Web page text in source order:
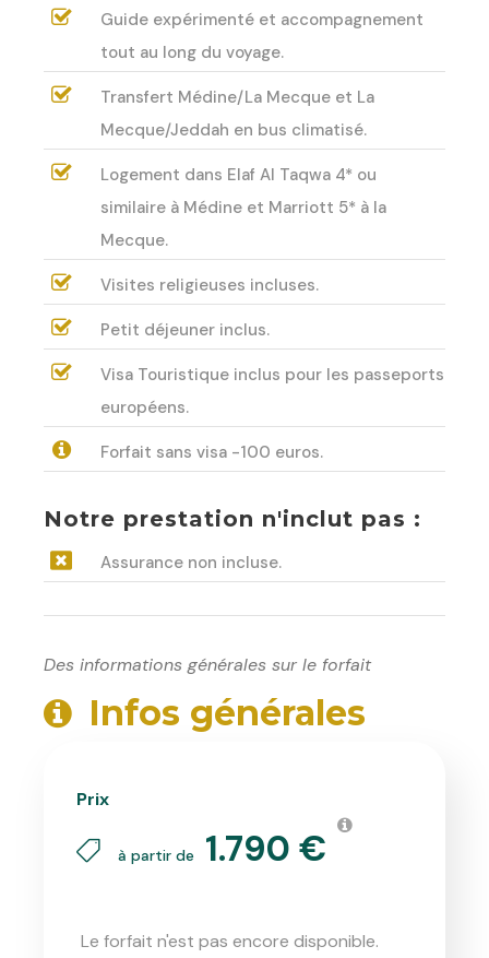
Guide expérimenté et accompagnement
tout au long du voyage.
Transfert Médine/La Mecque et La
Mecque/Jeddah en bus climatisé.
Logement dans Elaf Al Taqwa 4* ou
similaire à Médine et Marriott 5* à la
Mecque.
Visites religieuses incluses.
Petit déjeuner inclus.
Visa Touristique inclus pour les passeports
européens.
Forfait sans visa -100 euros.
Notre prestation n'inclut pas :
Assurance non incluse.
Des informations générales sur le forfait
Infos générales
Prix
à partir de 1.790 €
Le forfait n'est pas encore disponible.